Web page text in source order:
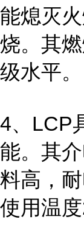
能熄灭
烧。其
级水平。
4、LCP
能。其
料高，
使用温